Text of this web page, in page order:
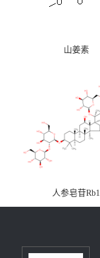
山姜素
人参皂苷Rb1